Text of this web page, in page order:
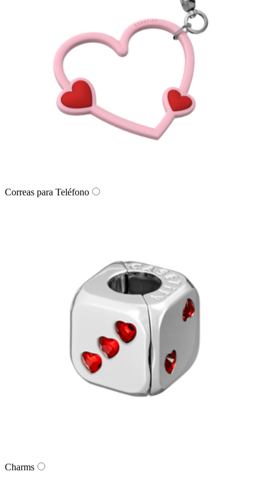
Correas para Teléfono
Charms